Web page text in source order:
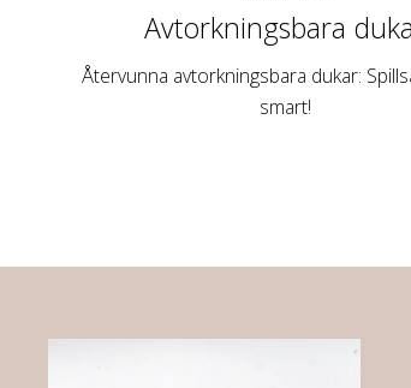
Avtorkningsbara
Återvunna avtorkningsbara dukar:
smart!